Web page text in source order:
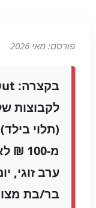
פורסם: מאי 2026
בקצרה:
(תלוי
מ-
ערב זוגי,
בר/בת